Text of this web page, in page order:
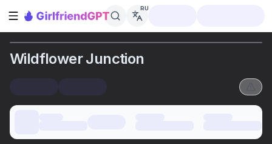
Открыть боковую панель
RU
Wildflower Junction